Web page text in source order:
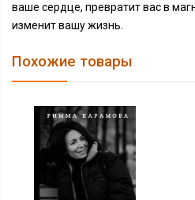
ваше сердце, превратит вас в
изменит вашу жизнь.
Похожие товары